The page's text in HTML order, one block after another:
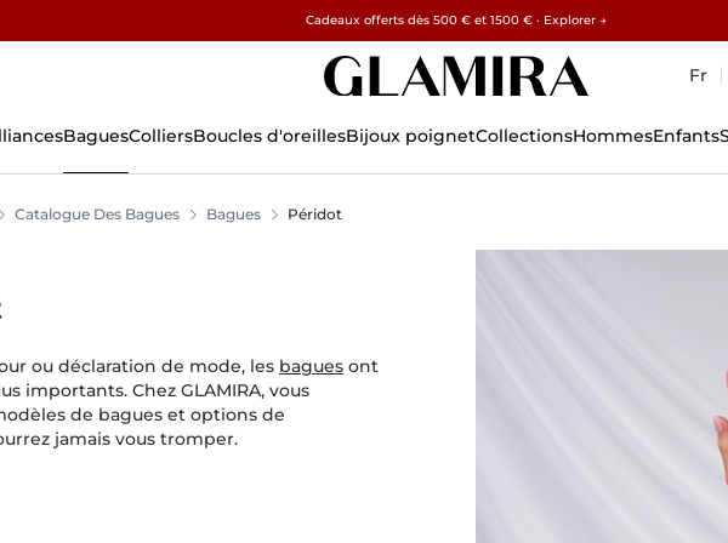
15% sur toutes les commandes →
Cadeaux offerts dès 500 € et 1500 € · Explorer →
✓ Retours sous 60 jours ✓ Redimensionnement gratuit
Fr
BaguesColliersBoucles d'oreillesBijoux poignetCollectionsHommesEnfants
Catalogue Des Bagues Bagues Péridot
ou déclaration de mode, les bagues ont
importants. Chez GLAMIRA, vous
de bagues et options de
jamais vous tromper.